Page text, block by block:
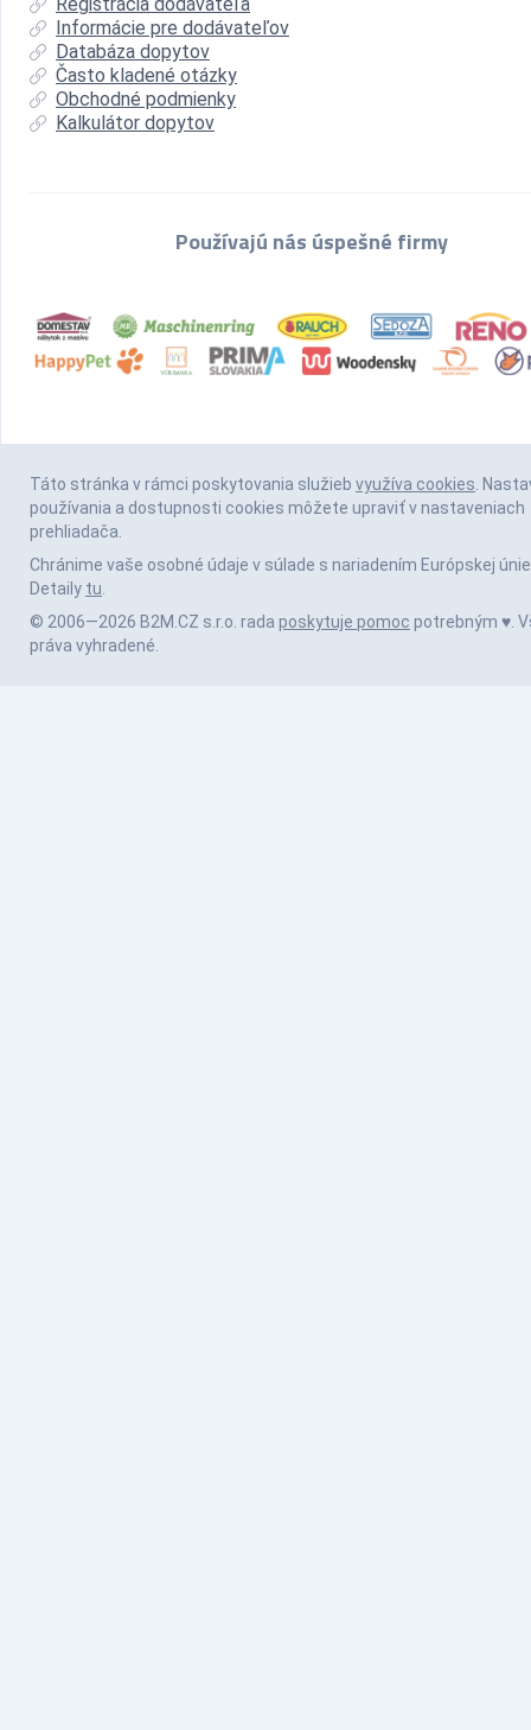
Informácie pre dodávateľov
Databáza dopytov
Často kladené otázky
Obchodné podmienky
Kalkulátor dopytov
Používajú nás úspešné firmy
Táto stránka v rámci poskytovania služieb využíva cookies.
používania a dostupnosti cookies môžete upraviť v nastaveniach
prehliadača.
Chránime vaše osobné údaje v súlade s nariadením Európskej únie
Detaily tu.
© 2006—2026 B2M.CZ s.r.o. rada poskytuje pomoc potrebným ♥️.
práva vyhradené.